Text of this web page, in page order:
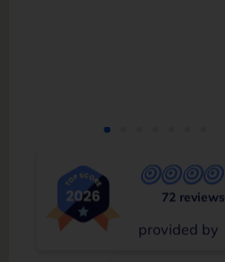
72 reviews
provided by